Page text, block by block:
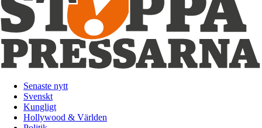
Senaste nytt
Svenskt
Kungligt
Hollywood & Världen